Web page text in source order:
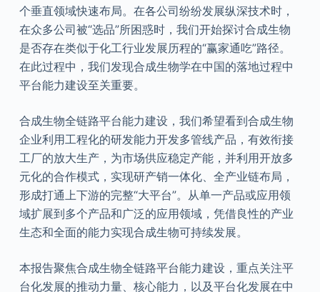
个垂直领域快速布局。在各公司纷纷发展纵深技术时，
在众多公司被“选品”所困惑时，我们开始探讨合成生物
是否存在类似于化工行业发展历程的“赢家通吃”路径。
在此过程中，我们发现合成生物学在中国的落地过程中
平台能力建设至关重要。
合成生物全链路平台能力建设，我们希望看到合成生物
企业利用工程化的研发能力开发多管线产品，有效衔接
工厂的放大生产，为市场供应稳定产能，并利用开放多
元化的合作模式，实现研产销一体化、全产业链布局，
形成打通上下游的完整“大平台”。从单一产品或应用领
域扩展到多个产品和广泛的应用领域，凭借良性的产业
生态和全面的能力实现合成生物可持续发展。
本报告聚焦合成生物全链路平台能力建设，重点关注平
台化发展的推动力量、核心能力，以及平台化发展在中